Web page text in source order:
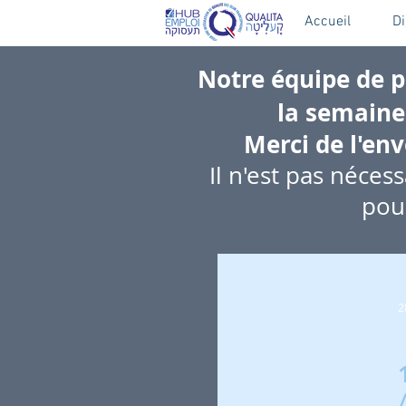
Accueil
Notre équipe de
la
Merci de
Il n'est pas